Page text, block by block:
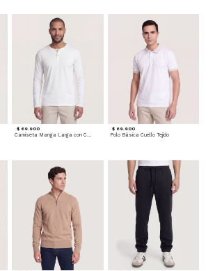
$ 69.900
Camiseta Manga Larga con Cuello Henley
$ 69.900
Polo Básica Cuello Tejido